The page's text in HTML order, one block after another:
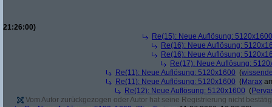
21:26:00)
Re(15): Neue Auflösung: 5120x1600
Re(16): Neue Auflösung:
Re(16): Neue Auflösung:
Re(17): Neue Auflösung:
Re(11): Neue Auflösung: 5120x1600 (
Re(11): Neue Auflösung: 5120x1600 (Marax
Re(12): Neue Auflösung: 5120x1600 (
Vom Autor zurückgezogen oder Autor hat seine Registrierung nicht